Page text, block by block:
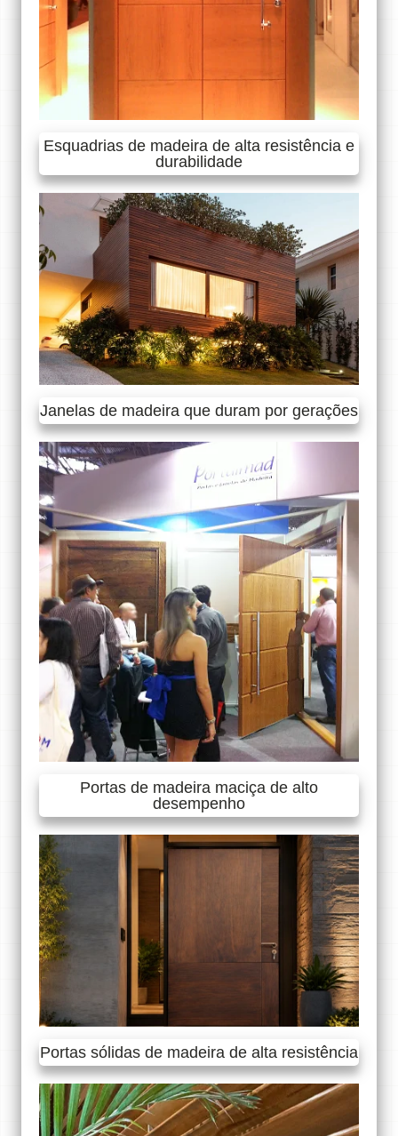
Esquadrias de madeira de alta resistência e
durabilidade
Janelas de madeira que duram por gerações
Portas de madeira maciça de alto
desempenho
Portas sólidas de madeira de alta resistência